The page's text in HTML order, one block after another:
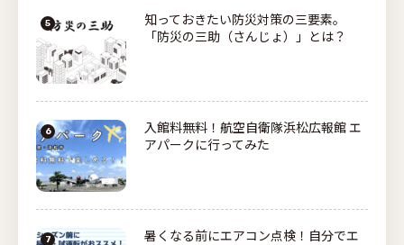
知っておきたい防災対策の三要素。
「防災の三助（さんじょ）」とは？
入館料無料！航空自衛隊浜松広報館 エ
アパークに行ってみた
暑くなる前にエアコン点検！自分でエ